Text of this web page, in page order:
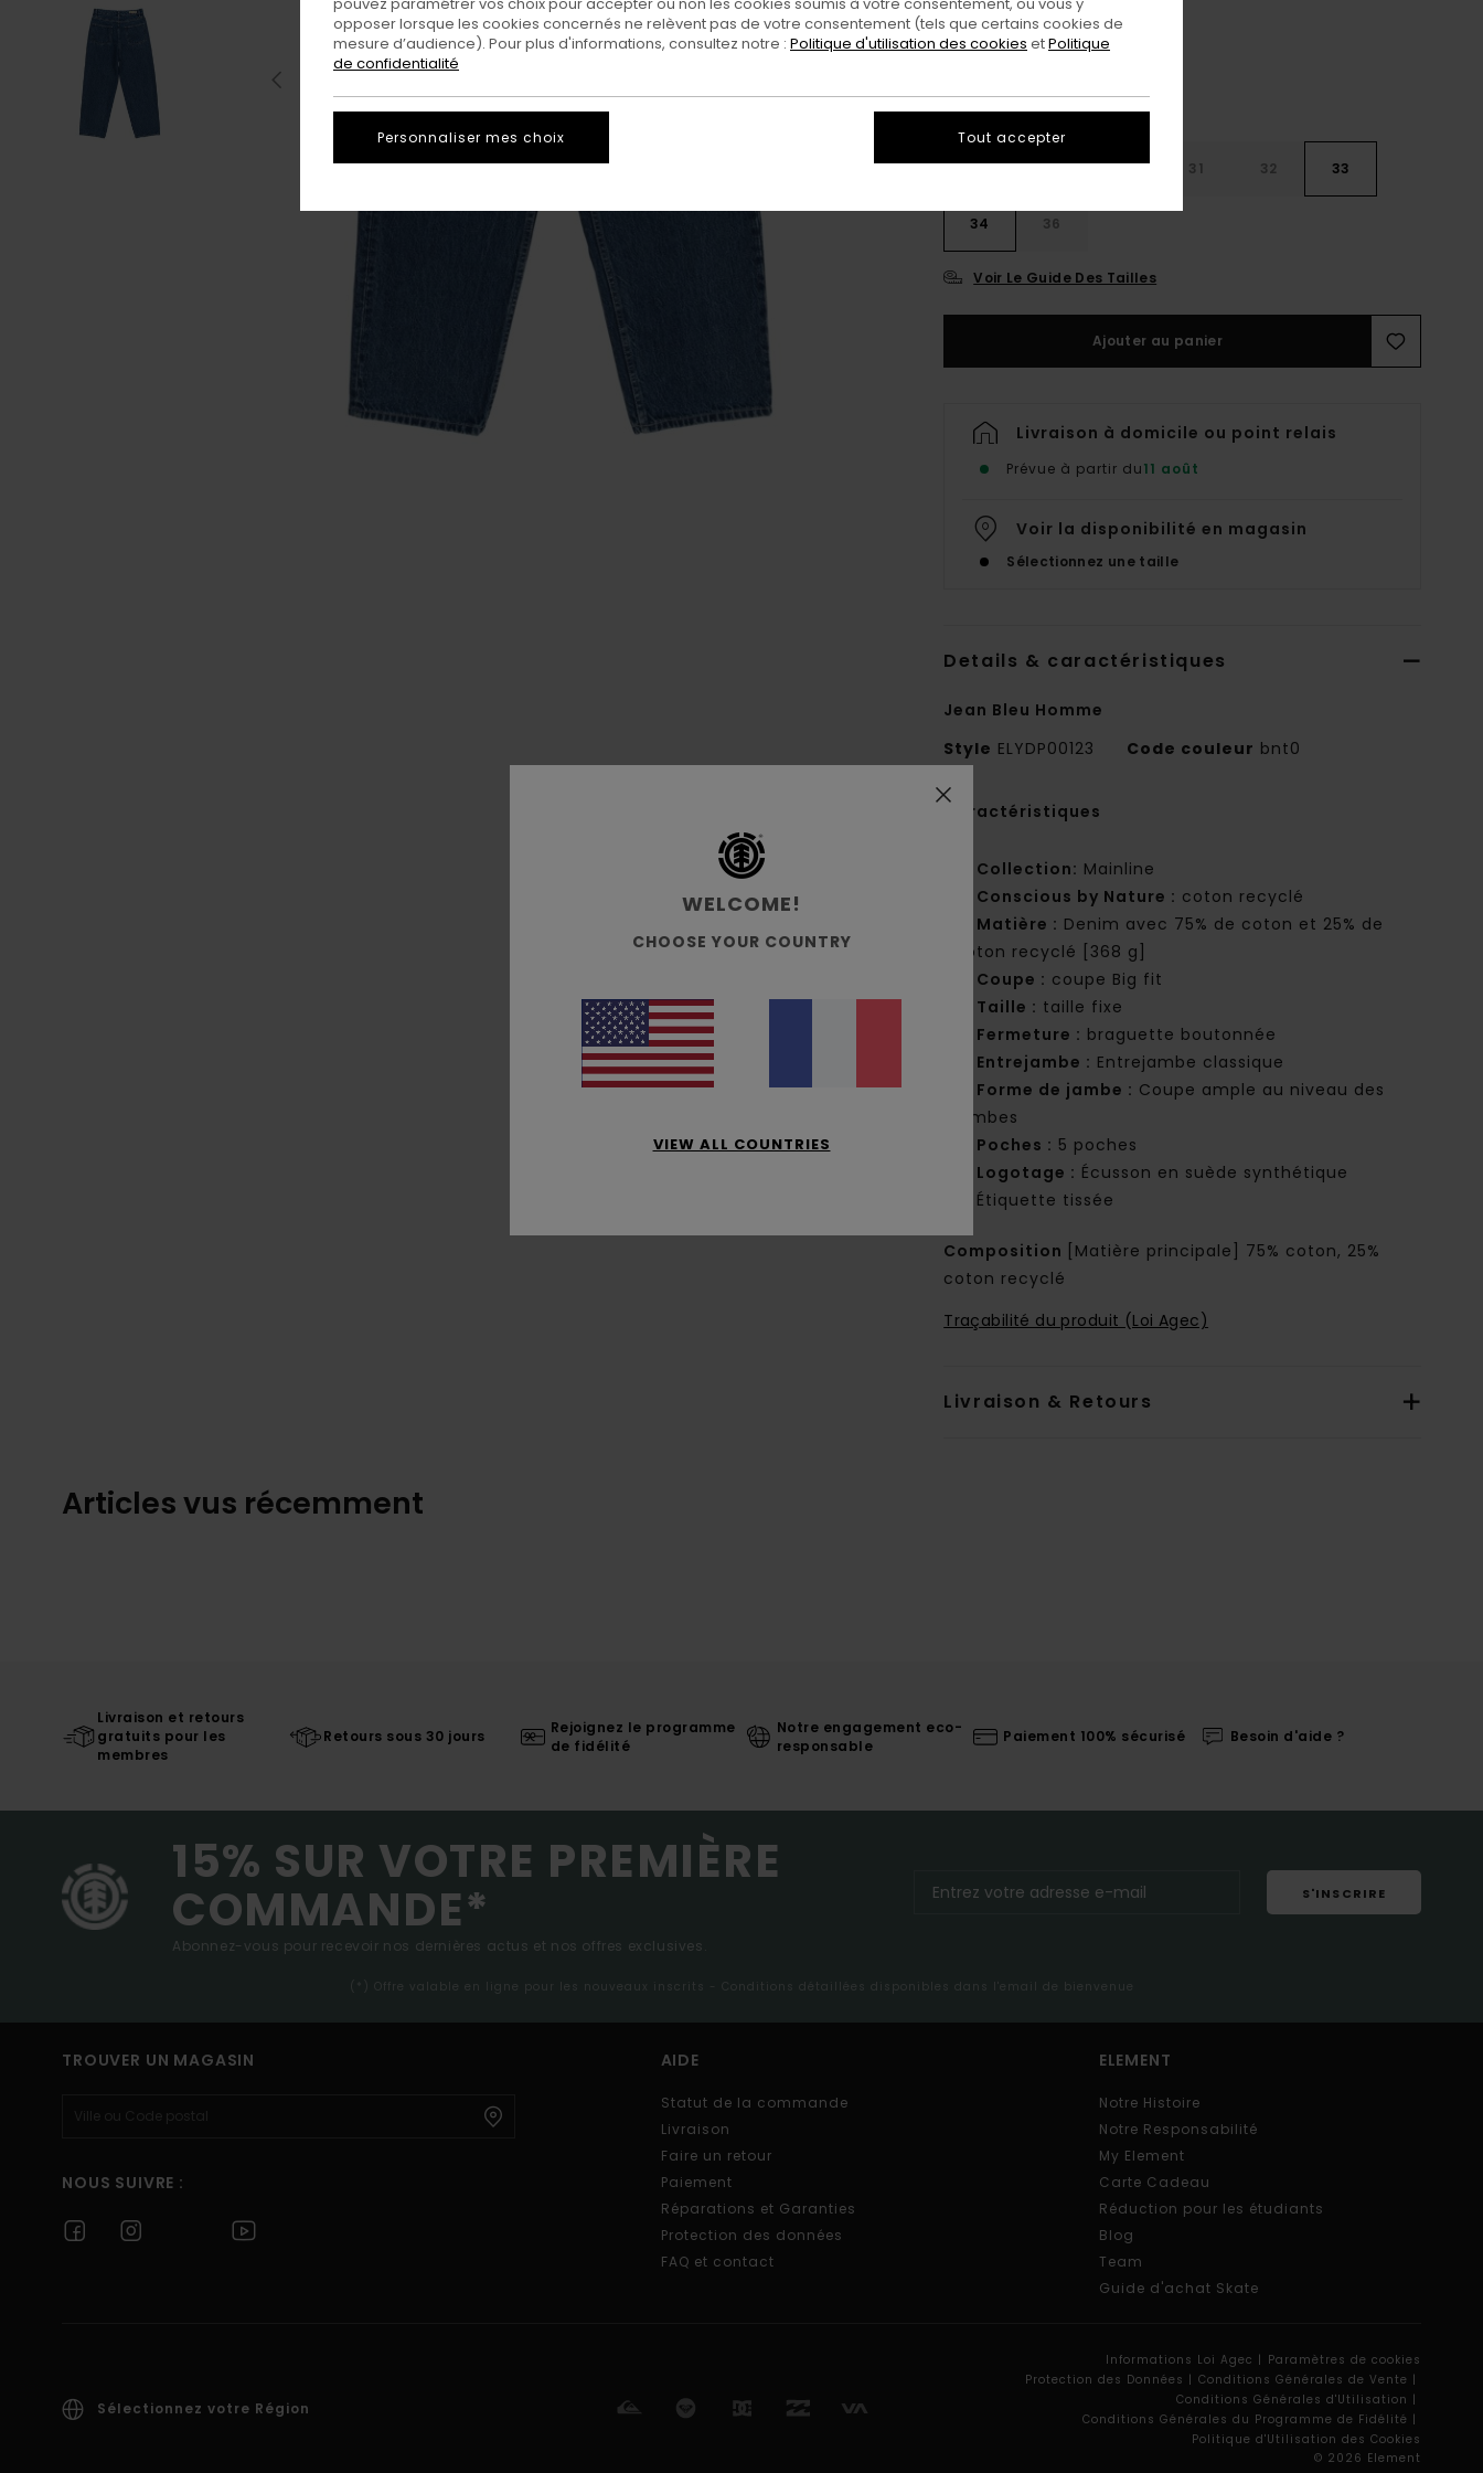
26 28 30 31 32 33
34 36
Voir Le Guide Des Tailles
Ajouter au panier
Livraison à domicile ou point relais
Prévue à partir du11 août
Voir la disponibilité en magasin
Sélectionnez une taille
Details & caractéristiques
Jean Bleu Homme
Style ELYDP00123 Code couleur bnt0
Caractéristiques
Collection: Mainline
Conscious by Nature : coton recyclé
Matière : Denim avec 75% de coton et 25% de
coton recyclé [368 g]
Coupe : coupe Big fit
Taille : taille fixe
Fermeture : braguette boutonnée
Entrejambe : Entrejambe classique
Forme de jambe : Coupe ample au niveau des
jambes
Poches : 5 poches
Logotage : Écusson en suède synthétique
Étiquette tissée
Composition
[Matière principale] 75% coton, 25%
coton recyclé
Traçabilité du produit (Loi Agec)
Livraison & Retours
Articles vus récemment
Livraison et retours
gratuits pour les
membres
Retours sous 30 jours
Rejoignez le programme
de fidélité
Notre engagement eco-
responsable
Paiement 100% sécurisé Besoin d'aide ?
15% SUR VOTRE PREMIÈRE
COMMANDE*
Abonnez-vous pour recevoir nos dernières actus et nos offres exclusives.
S'INSCRIRE
(*) Offre valable en ligne pour les nouveaux inscrits - Conditions détaillées disponibles dans l'email de bienvenue
TROUVER UN MAGASIN
NOUS SUIVRE :
AIDE
Statut de la commande
Livraison
Faire un retour
Paiement
Réparations et Garanties
Protection des données
FAQ et contact
ELEMENT
Notre Histoire
Notre Responsabilité
My Element
Carte Cadeau
Réduction pour les étudiants
Blog
Team
Guide d'achat Skate
Sélectionnez votre Région
Informations Loi Agec | Paramètres de cookies
Protection des Données | Conditions Générales de Vente |
Conditions Générales d'Utilisation |
Conditions Générales du Programme de Fidélité |
Politique d'Utilisation des Cookies
© 2026 Element
WELCOME!
CHOOSE YOUR COUNTRY
VIEW ALL COUNTRIES
opposer lorsque les cookies concernés ne relèvent pas de votre consentement (tels que certains cookies de
mesure d’audience). Pour plus d'informations, consultez notre : Politique d'utilisation des cookies etPolitique
de confidentialité
Personnaliser mes choix Tout accepter